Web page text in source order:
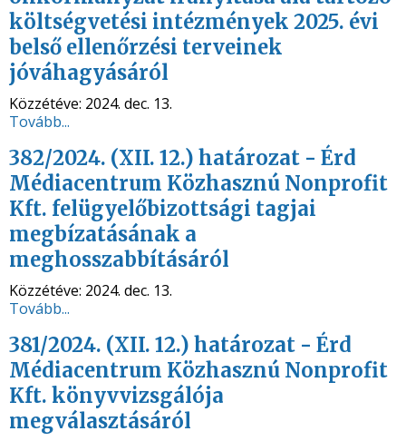
költségvetési intézmények 2025. évi
belső ellenőrzési terveinek
jóváhagyásáról
Közzétéve: 2024. dec. 13.
Tovább...
382/2024. (XII. 12.) határozat - Érd
Médiacentrum Közhasznú Nonprofit
Kft. felügyelőbizottsági tagjai
megbízatásának a
meghosszabbításáról
Közzétéve: 2024. dec. 13.
Tovább...
381/2024. (XII. 12.) határozat - Érd
Médiacentrum Közhasznú Nonprofit
Kft. könyvvizsgálója
megválasztásáról